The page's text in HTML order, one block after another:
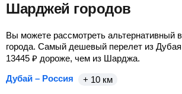
Шарджей городов
Вы можете рассмотреть альтернативный
города. Самый дешевый перелет из Дубая
13445 ₽ дороже, чем из Шарджа.
Дубай – Россия
+ 10 км